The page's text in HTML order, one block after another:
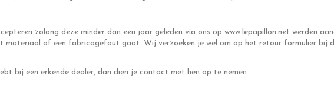
zolang deze minder dan een jaar geleden via ons op www.lepapillon.net werden
of een fabricagefout gaat. Wij verzoeken je wel om op het retour formulier bij
bij een erkende dealer, dan dien je contact met hen op te nemen.